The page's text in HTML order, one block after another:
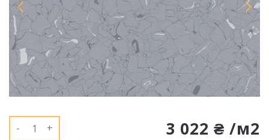
3 022 ₴ /м2
- +